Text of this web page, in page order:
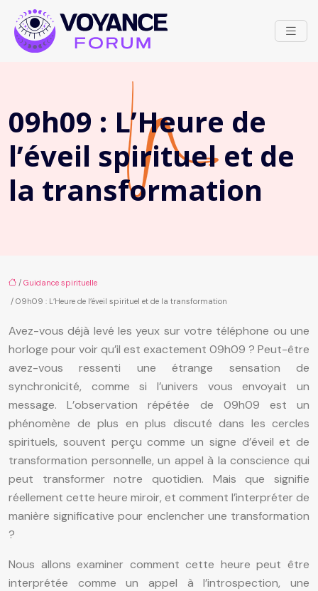
09h09 : L’Heure de
l’éveil spirituel et de
la transformation
/ Guidance spirituelle
/ 09h09 : L’Heure de l’éveil spirituel et de la transformation
Avez-vous déjà levé les yeux sur votre téléphone ou une
horloge pour voir qu’il est exactement 09h09 ? Peut-être
avez-vous ressenti une étrange sensation de
synchronicité, comme si l’univers vous envoyait un
message. L’observation répétée de 09h09 est un
phénomène de plus en plus discuté dans les cercles
spirituels, souvent perçu comme un signe d’éveil et de
transformation personnelle, un appel à la conscience qui
peut transformer notre quotidien. Mais que signifie
réellement cette heure miroir, et comment l’interpréter de
manière significative pour enclencher une transformation
?
Nous allons examiner comment cette heure peut être
interprétée comme un appel à l’introspection, une